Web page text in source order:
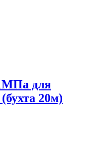
для
20м)